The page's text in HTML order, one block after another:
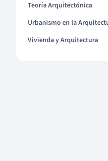
Teoría Arquitectónica
Urbanismo en la
Vivienda y Arquitectura